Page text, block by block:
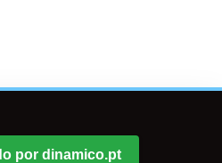
por dinamico.pt